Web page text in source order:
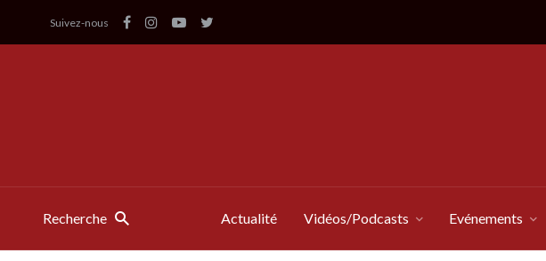
Suivez-nous
Recherche Actualité Vidéos/Podcasts Evénements